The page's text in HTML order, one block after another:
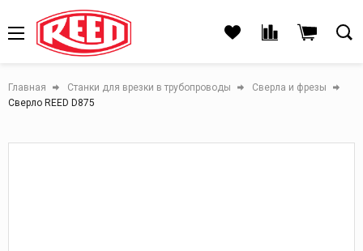
Главная Станки для врезки в трубопроводы
Сверла и фрезы
Сверло REED D875